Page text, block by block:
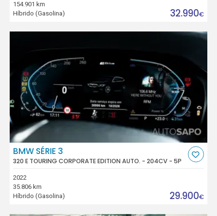
154.901 km
Híbrido (Gasolina)
32.990€
BMW SÉRIE 3
320 E TOURING CORPORATE EDITION AUTO. - 204CV - 5P
2022
35.806 km
Híbrido (Gasolina)
29.900€